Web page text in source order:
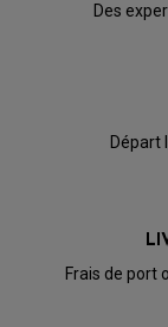
CÂBLE
COLONNE
Des
Départ
Frais de port